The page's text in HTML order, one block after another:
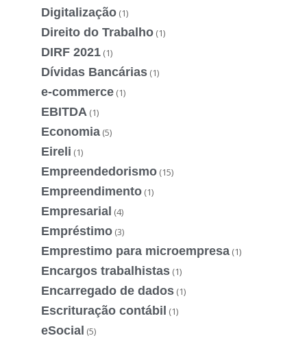
Digitalização (1)
Direito do Trabalho (1)
DIRF 2021 (1)
Dívidas Bancárias (1)
e-commerce (1)
EBITDA (1)
Economia (5)
Eireli (1)
Empreendedorismo (15)
Empreendimento (1)
Empresarial (4)
Empréstimo (3)
Emprestimo para microempresa (1)
Encargos trabalhistas (1)
Encarregado de dados (1)
Escrituração contábil (1)
eSocial (5)